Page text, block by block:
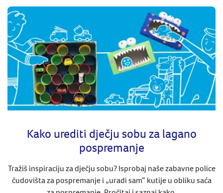
Kako urediti dječju sobu za lagano
pospremanje
Tražiš inspiraciju za dječju sobu? Isprobaj naše zabavne police
čudovišta za pospremanje i „uradi sam“ kutije u obliku saća